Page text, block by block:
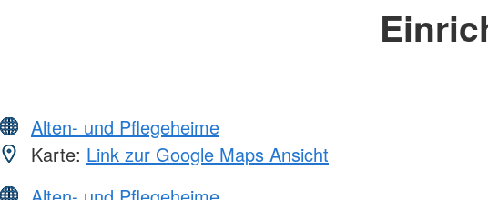
Alten- und Pflegeheime
Karte: Link zur Google Maps Ansicht